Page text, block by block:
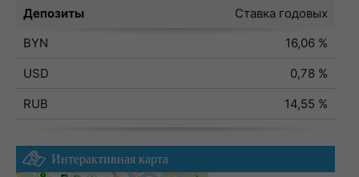
Депозиты
Ставка годовых
BYN
16,06 %
USD
0,78 %
RUB
14,55 %
Интерактивная карта